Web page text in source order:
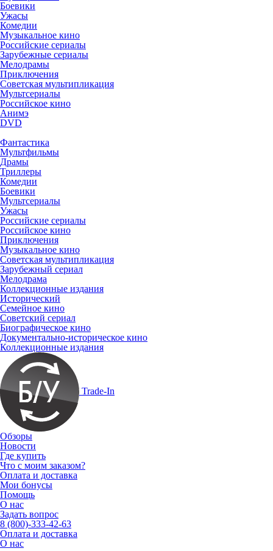
Боевики
Ужасы
Комедии
Музыкальное кино
Российские сериалы
Зарубежные сериалы
Мелодрамы
Приключения
Советская мультипликация
Мультсериалы
Российское кино
Анимэ
DVD
Фантастика
Мультфильмы
Драмы
Триллеры
Комедии
Боевики
Мультсериалы
Ужасы
Российские сериалы
Российское кино
Приключения
Музыкальное кино
Советская мультипликация
Зарубежный сериал
Мелодрама
Коллекционные издания
Исторический
Семейное кино
Советский сериал
Биографическое кино
Документально-историческое кино
Коллекционные издания
Trade-In
Обзоры
Новости
Где купить
Что с моим заказом?
Оплата и доставка
Мои бонусы
Помощь
О нас
Задать вопрос
8 (800)-333-42-63
Оплата и доставка
О нас